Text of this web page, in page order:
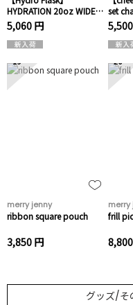
HYDRATION 20oz WIDE
MOUTH
5,060 円
set
19
merry jenny
ribbon square pouch
3,850 円
20
merry
frill
グッズ/そ